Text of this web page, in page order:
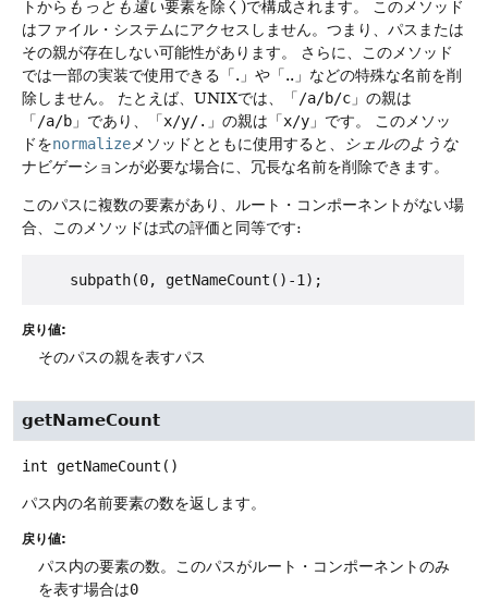
トから もっとも遠い要素を除く)で構成されます。
このメソッド
はファイル・システムにアクセスしません。つまり、パスまたは
その親が存在しない可能性があります。
さらに、このメソッド
では一部の実装で使用できる「.」や「..」などの特殊な名前を削
除しません。
たとえば、UNIXでは、「/a/b/c 」の親は
「/a/b 」であり、「x/y/. 」の親は「x/y 」です。
このメソッ
ドをnormalize メソッドとともに使用すると、
シェルのような
ナビゲーションが必要な場合に、冗長な名前を削除できます。
このパスに複数の要素があり、ルート・コンポーネントがない場
合、このメソッドは式の評価と同等です:
戻り値:
そのパスの親を表すパス
getNameCount
int getNameCount ()
パス内の名前要素の数を返します。
戻り値:
パス内の要素の数。このパスがルート・コンポーネントのみ
を表す場合は0